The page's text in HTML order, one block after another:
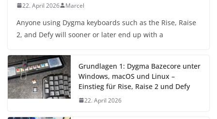
22. April 2026 Marcel
Anyone using Dygma keyboards such as the Rise, Raise
2, and Defy will sooner or later end up with a
Grundlagen 1: Dygma Bazecore unter
Windows, macOS und Linux –
Einstieg für Rise, Raise 2 und Defy
22. April 2026